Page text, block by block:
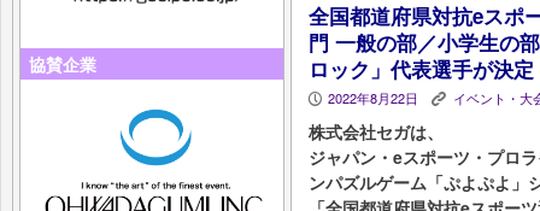
協賛企業
全国都道府県対抗eスポ
門 一般の部／小学生の
ロック」代表選手が決定
P 2022年8月22日 K イベント・大
株式会社セガは、
ジャパン・eスポーツ・プロ
ンパズルゲーム「ぷよぷよ」